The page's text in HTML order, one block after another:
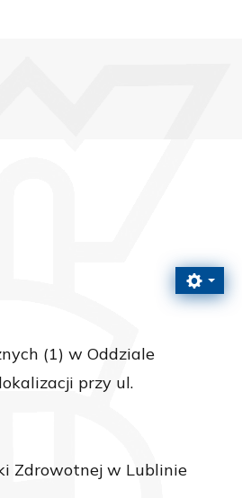
(1) w Oddziale
przy ul.
Zdrowotnej w Lublinie